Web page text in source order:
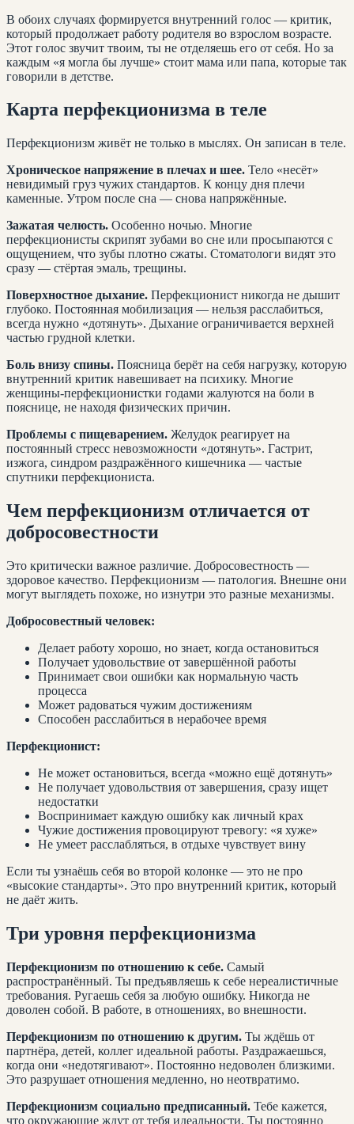
В обоих случаях формируется внутренний голос — критик,
который продолжает работу родителя во взрослом возрасте.
Этот голос звучит твоим, ты не отделяешь его от себя. Но за
каждым «я могла бы лучше» стоит мама или папа, которые так
говорили в детстве.
Карта перфекционизма в теле
Перфекционизм живёт не только в мыслях. Он записан в теле.
Хроническое напряжение в плечах и шее. Тело «несёт»
невидимый груз чужих стандартов. К концу дня плечи
каменные. Утром после сна — снова напряжённые.
Зажатая челюсть. Особенно ночью. Многие
перфекционисты скрипят зубами во сне или просыпаются с
ощущением, что зубы плотно сжаты. Стоматологи видят это
сразу — стёртая эмаль, трещины.
Поверхностное дыхание. Перфекционист никогда не дышит
глубоко. Постоянная мобилизация — нельзя расслабиться,
всегда нужно «дотянуть». Дыхание ограничивается верхней
частью грудной клетки.
Боль внизу спины. Поясница берёт на себя нагрузку, которую
внутренний критик навешивает на психику. Многие
женщины-перфекционистки годами жалуются на боли в
пояснице, не находя физических причин.
Проблемы с пищеварением. Желудок реагирует на
постоянный стресс невозможности «дотянуть». Гастрит,
изжога, синдром раздражённого кишечника — частые
спутники перфекциониста.
Чем перфекционизм отличается от
добросовестности
Это критически важное различие. Добросовестность —
здоровое качество. Перфекционизм — патология. Внешне они
могут выглядеть похоже, но изнутри это разные механизмы.
Добросовестный человек:
Делает работу хорошо, но знает, когда остановиться
Получает удовольствие от завершённой работы
Принимает свои ошибки как нормальную часть
процесса
Может радоваться чужим достижениям
Способен расслабиться в нерабочее время
Перфекционист:
Не может остановиться, всегда «можно ещё дотянуть»
Не получает удовольствия от завершения, сразу ищет
недостатки
Воспринимает каждую ошибку как личный крах
Чужие достижения провоцируют тревогу: «я хуже»
Не умеет расслабляться, в отдыхе чувствует вину
Если ты узнаёшь себя во второй колонке — это не про
«высокие стандарты». Это про внутренний критик, который
не даёт жить.
Три уровня перфекционизма
Перфекционизм по отношению к себе. Самый
распространённый. Ты предъявляешь к себе нереалистичные
требования. Ругаешь себя за любую ошибку. Никогда не
доволен собой. В работе, в отношениях, во внешности.
Перфекционизм по отношению к другим. Ты ждёшь от
партнёра, детей, коллег идеальной работы. Раздражаешься,
когда они «недотягивают». Постоянно недоволен близкими.
Это разрушает отношения медленно, но неотвратимо.
Перфекционизм социально предписанный. Тебе кажется,
что окружающие ждут от тебя идеальности. Ты постоянно